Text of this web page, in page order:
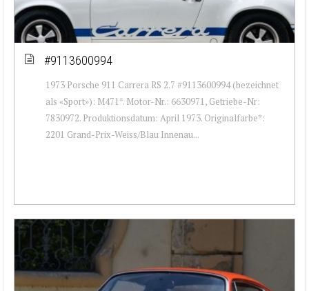
#9113600994
1973 Porsche 911 Carrera RS 2.7 #9113600994 (bezeichnet
als «Sport»): M471*. Motor-Nr.: 6630971, Getriebe-Nr:
7830972. Produktionsdatum: April 1973. Originalfarbe*:
2201 Grand-Prix-Weiss/Blau Innenau...